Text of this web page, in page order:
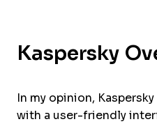
Kaspersky
In my opinion,
with a user-friendly